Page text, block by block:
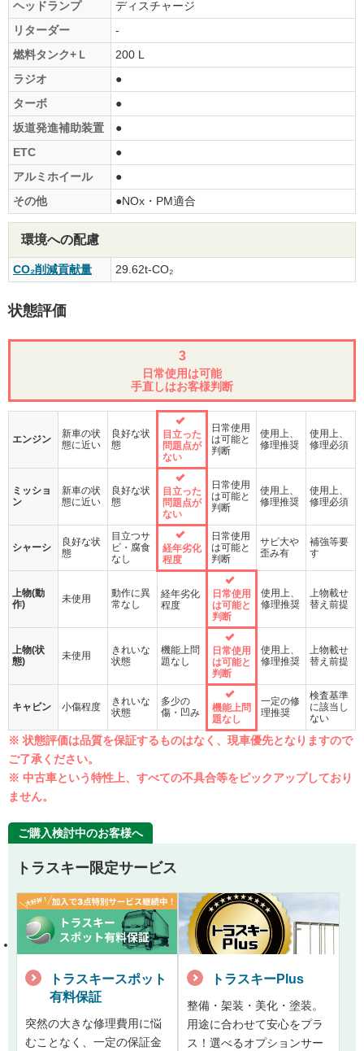
ヘッドランプ
ディスチャージ
リターダー
-
燃料タンク+Ｌ
200 L
ラジオ
●
ターボ
●
坂道発進補助装置
●
ETC
●
アルミホイール
●
その他
●NOx・PM適合
環境への配慮
CO₂削減貢献量 29.62t-CO₂
状態評価
3
日常使用は可能
手直しはお客様判断
エンジン
新車の状
態に近い
良好な状
態
目立った
問題点が
ない
日常使用
は可能と
判断
使用上、
修理推奨
使用上、
修理必須
ミッショ
ン
新車の状
態に近い
良好な状
態
目立った
問題点が
ない
日常使用
は可能と
判断
使用上、
修理推奨
使用上、
修理必須
シャーシ
良好な状
態
目立つサ
ビ・腐食
なし
経年劣化
程度
日常使用
は可能と
判断
サビ大や
歪み有
補強等要
す
上物(動
作)
未使用
動作に異
常なし
経年劣化
程度
日常使用
は可能と
判断
使用上、
修理推奨
上物載せ
替え前提
上物(状
態)
未使用
きれいな
状態
機能上問
題なし
日常使用
は可能と
判断
使用上、
修理推奨
上物載せ
替え前提
キャビン 小傷程度
きれいな
状態
多少の
傷・凹み
機能上問
題なし
一定の修
理推奨
検査基準
に該当し
ない
※ 状態評価は品質を保証するものはなく、現車優先となりますので
ご了承ください。
※ 中古車という特性上、すべての不具合等をピックアップしており
ません。
ご購入検討中のお客様へ
トラスキー限定サービス
トラスキースポット
有料保証
突然の大きな修理費用に悩
むことなく、一定の保証金
トラスキーPlus
整備・架装・美化・塗装。
用途に合わせて安心をプラ
ス！選べるオプションサー